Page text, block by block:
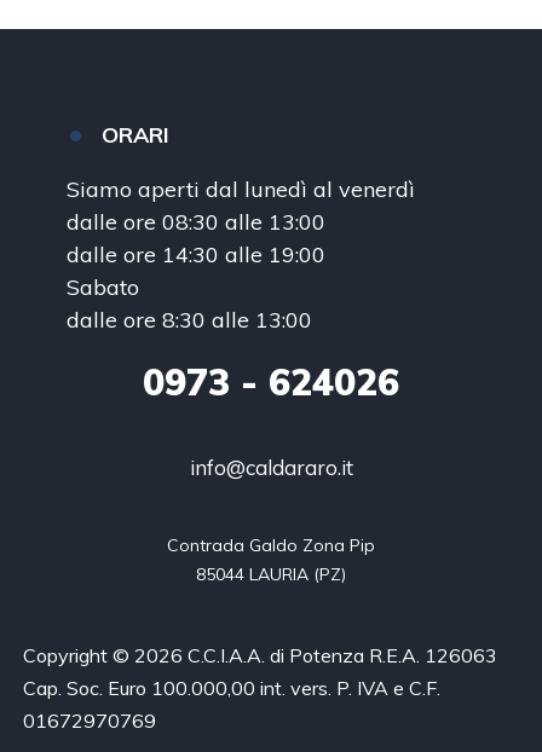
ORARI
Siamo aperti dal lunedì al venerdì
dalle ore 08:30 alle 13:00
dalle ore 14:30 alle 19:00
Sabato
dalle ore 8:30 alle 13:00
0973 - 624026
info@caldararo.it
Contrada Galdo Zona Pip
85044 LAURIA (PZ)
Copyright © 2026 C.C.I.A.A. di Potenza R.E.A. 126063
Cap. Soc. Euro 100.000,00 int. vers. P. IVA e C.F.
01672970769